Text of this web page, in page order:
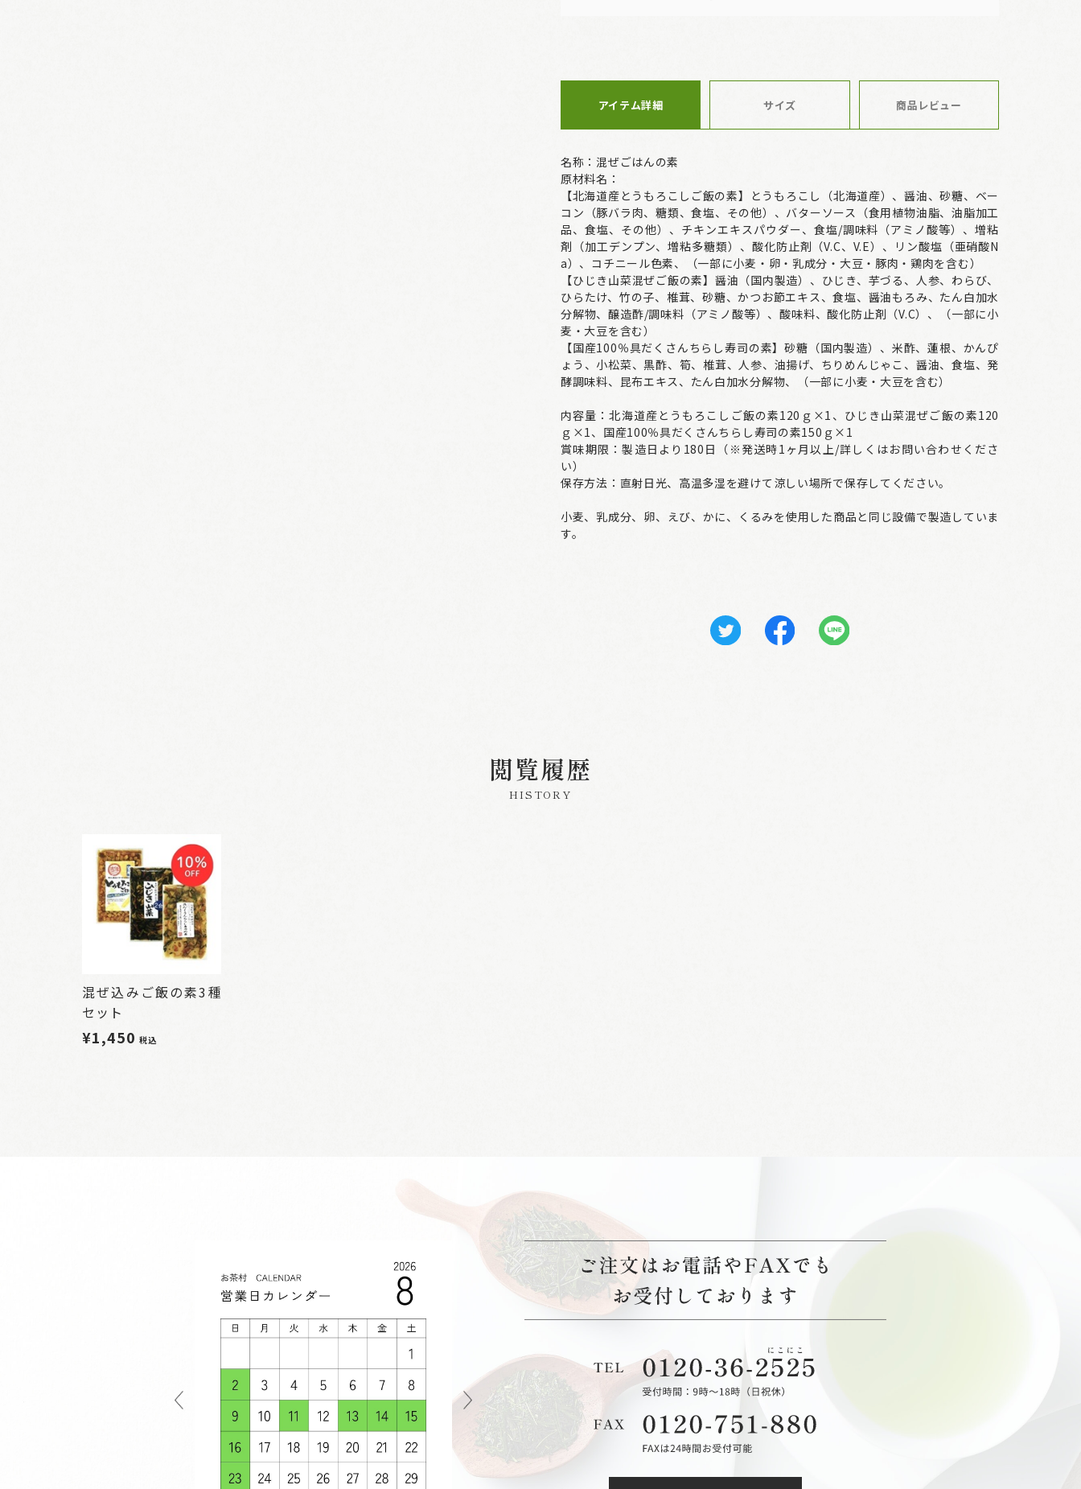
アイテム詳細 サイズ 商品レビュー
名称：混ぜごはんの素
原材料名：
【北海道産とうもろこしご飯の素】とうもろこし（北海道産）、醤油、砂糖、ベー
コン（豚バラ肉、糖類、食塩、その他）、バターソース（食用植物油脂、油脂加工
品、食塩、その他）、チキンエキスパウダー、食塩/調味料（アミノ酸等）、増粘
剤（加工デンプン、増粘多糖類）、酸化防止剤（V.C、V.E）、リン酸塩（亜硝酸N
a）、コチニール色素、（一部に小麦・卵・乳成分・大豆・豚肉・鶏肉を含む）
【ひじき山菜混ぜご飯の素】醤油（国内製造）、ひじき、芋づる、人参、わらび、
ひらたけ、竹の子、椎茸、砂糖、かつお節エキス、食塩、醤油もろみ、たん白加水
分解物、醸造酢/調味料（アミノ酸等）、酸味料、酸化防止剤（V.C）、（一部に小
麦・大豆を含む）
【国産100％具だくさんちらし寿司の素】砂糖（国内製造）、米酢、蓮根、かんぴ
ょう、小松菜、黒酢、筍、椎茸、人参、油揚げ、ちりめんじゃこ、醤油、食塩、発
酵調味料、昆布エキス、たん白加水分解物、（一部に小麦・大豆を含む）
内容量：北海道産とうもろこしご飯の素120ｇ×1、ひじき山菜混ぜご飯の素120
ｇ×1、国産100％具だくさんちらし寿司の素150ｇ×1
賞味期限：製造日より180日（※発送時1ヶ月以上/詳しくはお問い合わせくださ
い）
保存方法：直射日光、高温多湿を避けて涼しい場所で保存してください。
小麦、乳成分、卵、えび、かに、くるみを使用した商品と同じ設備で製造していま
す。
閲覧履歴
HISTORY
混ぜ込みご飯の素3種
セット
¥1,450税込